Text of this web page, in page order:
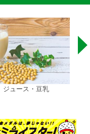
ラーメン・うどん